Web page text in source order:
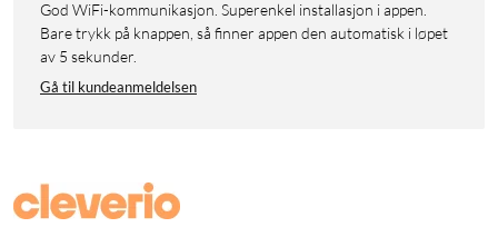
God WiFi-kommunikasjon. Superenkel installasjon i appen.
Bare trykk på knappen, så finner appen den automatisk i løpet
av 5 sekunder.
Gå til kundeanmeldelsen